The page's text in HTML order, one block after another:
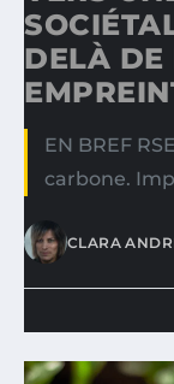
DELÀ DE
EN BREF
carbone.
CLARA